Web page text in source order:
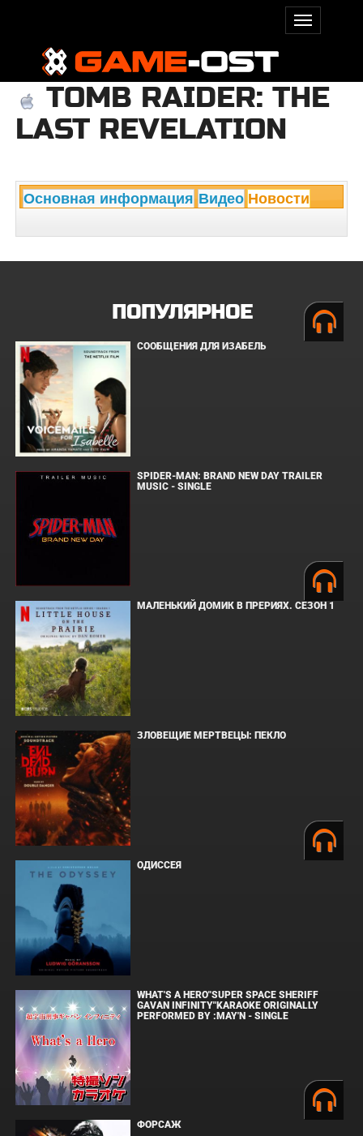
TOMB RAIDER: THE
LAST REVELATION
Основная информация Видео Новости
ПОПУЛЯРНОЕ
СООБЩЕНИЯ ДЛЯ ИЗАБЕЛЬ
SPIDER-MAN: BRAND NEW DAY TRAILER
MUSIC - SINGLE
МАЛЕНЬКИЙ ДОМИК В ПРЕРИЯХ. СЕЗОН 1
ЗЛОВЕЩИЕ МЕРТВЕЦЫ: ПЕКЛО
ОДИССЕЯ
WHAT'S A HERO"SUPER SPACE SHERIFF
GAVAN INFINITY"KARAOKE ORIGINALLY
PERFORMED BY :MAY'N - SINGLE
ФОРСАЖ